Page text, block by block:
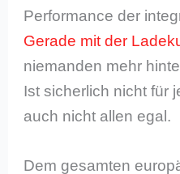
Performance der
Gerade mit der
niemanden mehr
Ist sicherlich nicht für
auch nicht allen egal.
Dem gesamten